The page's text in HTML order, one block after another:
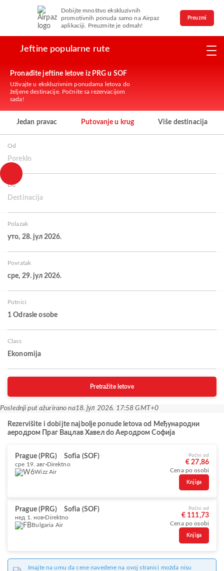
Dobijte mnoštvo ekskluzivnih
promotivnih ponuda samo na Airpaz
aplikaciji. Preuzmite je odmah!
Preuzmi
Jeftine popularne rute
Pronađite jeftine letove iz PRG u SOF
Uživajte u ekskluzivnim ponudama letova do
željene destinacije. Počnite sa rezervacijom
sada!
Jedan pravac Putovanje u krug Više destinacija
Od
Poreklo
Do
Destinacija
Polazak
уто, 28. јул 2026.
Povratak
сре, 29. јул 2026.
Putnici
1 Odrasle osobe
Class
Ekonomija
Pretražite letove
Poslednji put ažurirano na18. јул 2026. 17:58 GMT+0
Rezervišite i dobijte najbolje ponude letova od Међународни
аеродром Праг Вацлав Хавел do Аеродром Софија
Prague (PRG) Sofia (SOF)
сре 19. авг Direktno
Wizz Air
Počni od
€ 27,86
Cena po osobi
Knjiga
Prague (PRG) Sofia (SOF)
нед 1. нов Direktno
Bulgaria Air
Počni od
€ 111,73
Cena po osobi
Knjiga
Imajte na umu da cene navedene na ovoj stranici možda nisu